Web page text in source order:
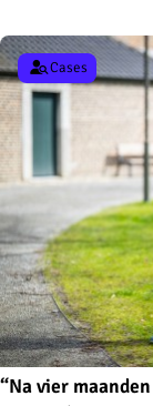
“Na vier
Cases